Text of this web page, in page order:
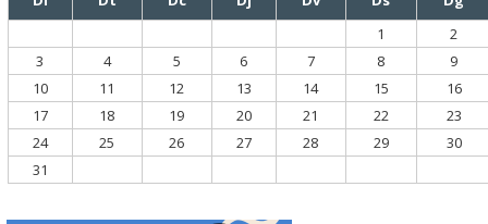
1
2
3
4 5 6 7 8
9
10
11 12 13 14 15
16
17
18 19 20 21 22
23
24
25 26 27 28 29
30
31